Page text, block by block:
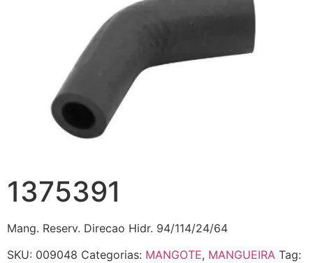
1375391
Mang. Reserv. Direcao Hidr. 94/114/24/64
SKU: 009048 Categorias: MANGOTE, MANGUEIRA Tag: